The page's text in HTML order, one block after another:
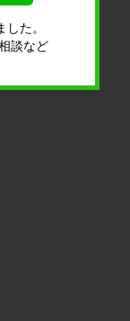
た。
談など